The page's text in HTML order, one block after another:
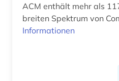
handbuch (1)
hersteller (1)
ACM enthält mehr als
breiten Spektrum von
Informationen